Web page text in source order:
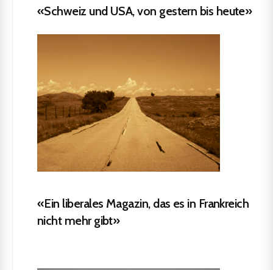
«Schweiz und USA, von gestern bis heute»
«Ein liberales Magazin, das es in Frankreich
nicht mehr gibt»